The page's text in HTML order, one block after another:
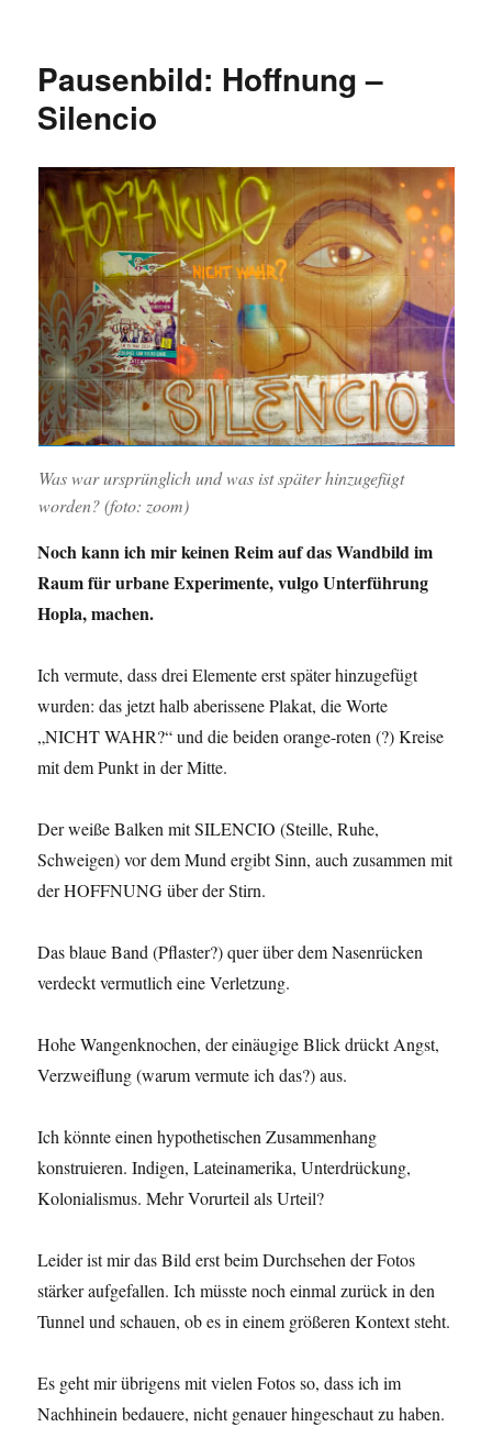
Pausenbild: Hoffnung –
Silencio
Was war ursprünglich und was ist später hinzugefügt
worden? (foto: zoom)
Noch kann ich mir keinen Reim auf das Wandbild im
Raum für urbane Experimente, vulgo Unterführung
Hopla, machen.
Ich vermute, dass drei Elemente erst später hinzugefügt
wurden: das jetzt halb aberissene Plakat, die Worte
„NICHT WAHR?“ und die beiden orange-roten (?) Kreise
mit dem Punkt in der Mitte.
Der weiße Balken mit SILENCIO (Steille, Ruhe,
Schweigen) vor dem Mund ergibt Sinn, auch zusammen mit
der HOFFNUNG über der Stirn.
Das blaue Band (Pflaster?) quer über dem Nasenrücken
verdeckt vermutlich eine Verletzung.
Hohe Wangenknochen, der einäugige Blick drückt Angst,
Verzweiflung (warum vermute ich das?) aus.
Ich könnte einen hypothetischen Zusammenhang
konstruieren. Indigen, Lateinamerika, Unterdrückung,
Kolonialismus. Mehr Vorurteil als Urteil?
Leider ist mir das Bild erst beim Durchsehen der Fotos
stärker aufgefallen. Ich müsste noch einmal zurück in den
Tunnel und schauen, ob es in einem größeren Kontext steht.
Es geht mir übrigens mit vielen Fotos so, dass ich im
Nachhinein bedauere, nicht genauer hingeschaut zu haben.